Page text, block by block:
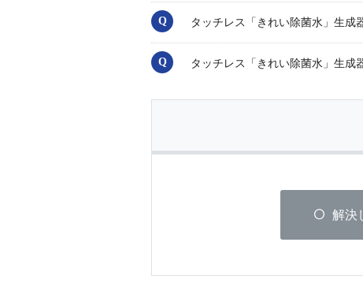
タッチレス「きれい除菌水」生成
タッチレス「きれい除菌水」生成
解決